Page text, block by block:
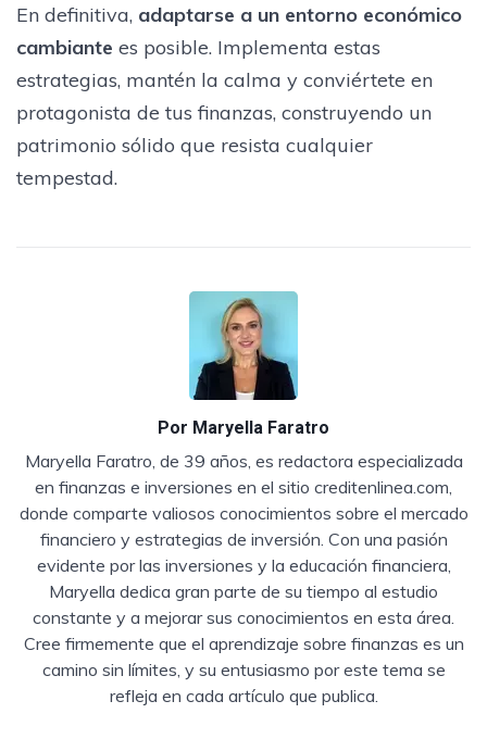
En definitiva, adaptarse a un entorno económico
cambiante es posible. Implementa estas
estrategias, mantén la calma y conviértete en
protagonista de tus finanzas, construyendo un
patrimonio sólido que resista cualquier
tempestad.
Por Maryella Faratro
Maryella Faratro, de 39 años, es redactora especializada
en finanzas e inversiones en el sitio creditenlinea.com,
donde comparte valiosos conocimientos sobre el mercado
financiero y estrategias de inversión. Con una pasión
evidente por las inversiones y la educación financiera,
Maryella dedica gran parte de su tiempo al estudio
constante y a mejorar sus conocimientos en esta área.
Cree firmemente que el aprendizaje sobre finanzas es un
camino sin límites, y su entusiasmo por este tema se
refleja en cada artículo que publica.